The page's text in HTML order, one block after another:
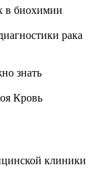
в биохимии
рака
знать
Кровь
клиники